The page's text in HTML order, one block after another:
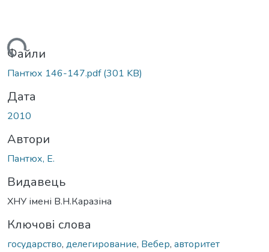
Файли
Пантюх 146-147.pdf(301 KB)
Дата
2010
Автори
Пантюх, Е.
Видавець
ХНУ імені В.Н.Каразіна
Ключові слова
государство, делегирование, Вебер, авторитет